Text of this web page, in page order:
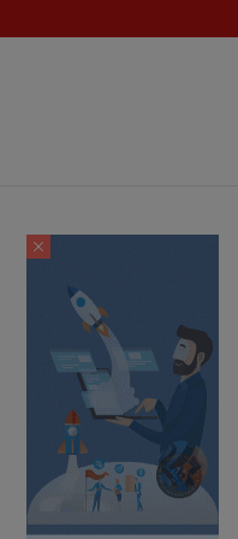
Sabu di Pangkalan Bun, Dua